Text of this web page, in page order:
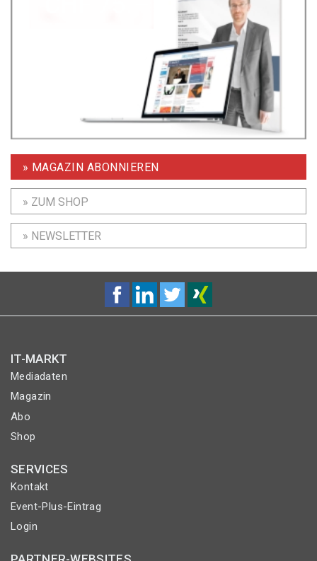
» MAGAZIN ABONNIEREN
» ZUM SHOP
» NEWSLETTER
IT-MARKT
Mediadaten
Magazin
Abo
Shop
SERVICES
Kontakt
Event-Plus-Eintrag
Login